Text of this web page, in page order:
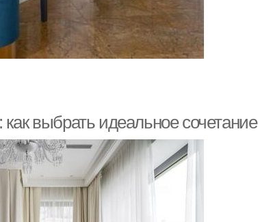
выбрать идеальное сочетание